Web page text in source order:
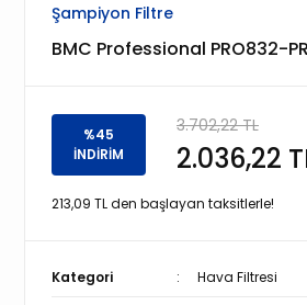
Şampiyon Filtre
BMC Professional PRO832-
%45
İNDİRİM
3.702,22 TL
2.036,22
213,09 TL den başlayan taksitlerle!
Kategori Hava Filtresi